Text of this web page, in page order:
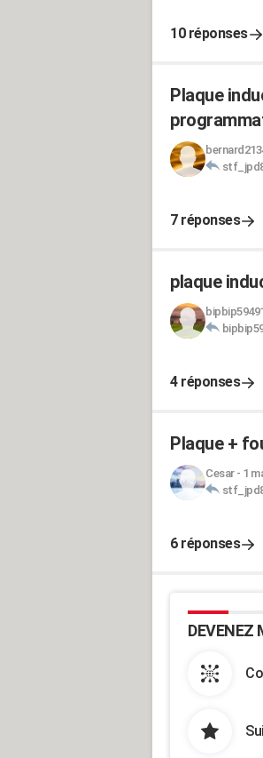
10 réponses
Plaque
7 réponses
plaque
4 réponses
Plaque +
Cesar- 1
6 réponses
DEVENEZ